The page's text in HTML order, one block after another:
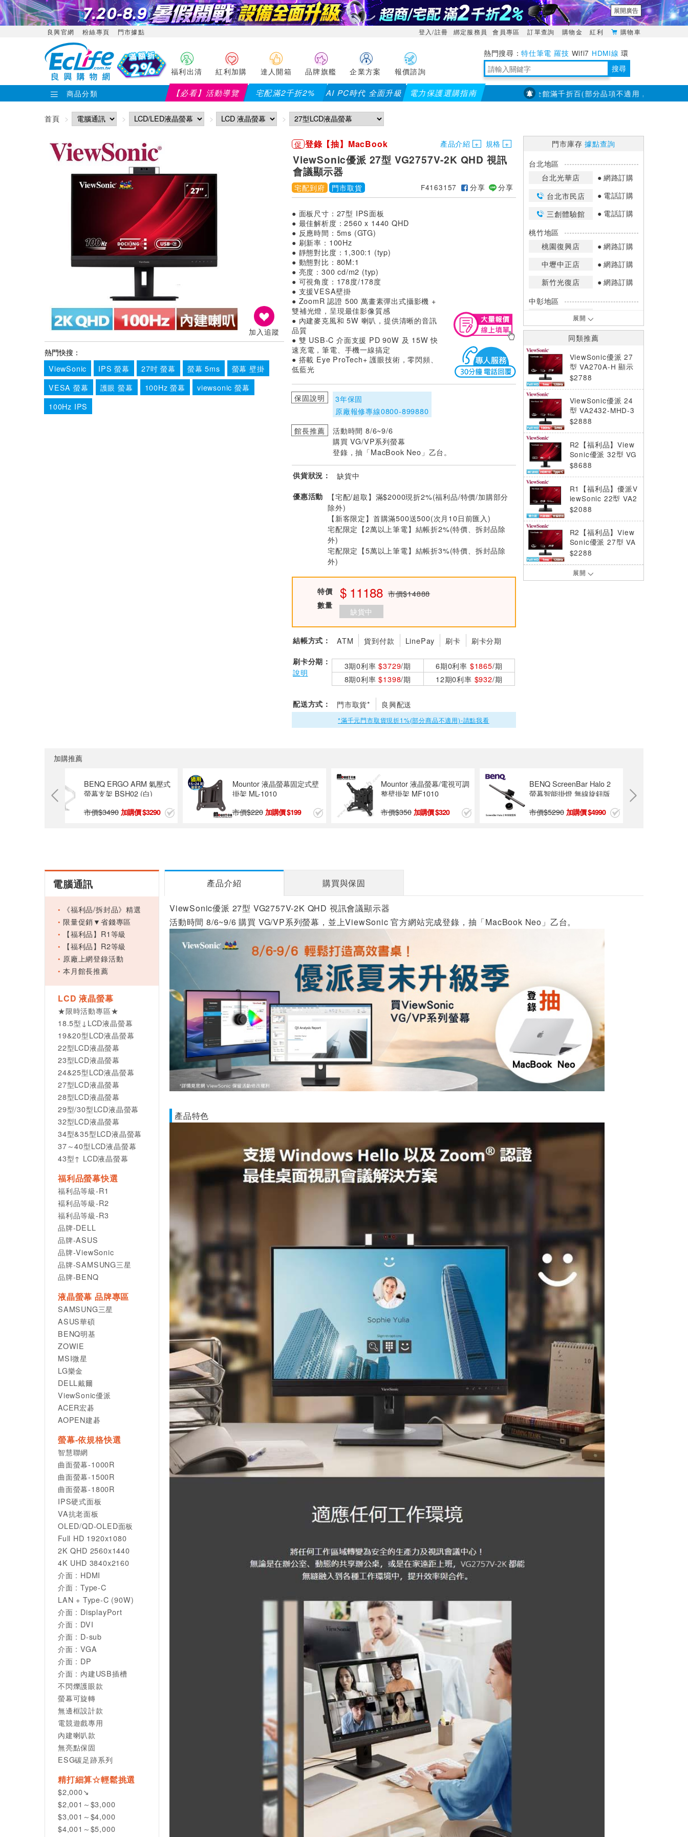
展開廣告
良興官網 粉絲專頁 門市據點 登入/註冊 綁定服務員 會員專區 訂單查詢 購物金 紅利 購物車
福利出清 紅利加購 達人開箱 品牌旗艦 企業方案 報價諮詢
特仕筆電 羅技 Wifi7 HDMI線 環
境量測 明緯POWER 搜尋
商品分類 【必看】活動導覽 宅配滿2千折2% AI PC時代 全面升級 電力保護選購指南【PX大通】全館滿千折百(部分品項不適用，滿2千折200...)
首頁
加入追蹤
熱門快搜：
ViewSonic
IPS 螢幕 27吋 螢幕 螢幕 5ms
螢幕 壁掛
VESA 螢幕
護眼 螢幕 100Hz 螢幕
viewsonic 螢幕
100Hz IPS
促 登錄【抽】MacBook 產品介紹 規格
ViewSonic優派 27型 VG2757V-2K QHD 視訊
會議顯示器
宅配到府 門市取貨 F4163157 分享 分享
● 面板尺寸：27型 IPS面板
● 最佳解析度：2560 x 1440 QHD
● 反應時間：5ms (GTG)
● 刷新率：100Hz
● 靜態對比度：1,300:1 (typ)
● 動態對比：80M:1
● 亮度：300 cd/m2 (typ)
● 可視角度：178度/178度
● 支援VESA壁掛
● ZoomR 認證 500 萬畫素彈出式攝影機 +
雙補光燈，呈現最佳影像質感
● 內建麥克風和 5W 喇叭，提供清晰的音訊
品質
● 雙 USB-C 介面支援 PD 90W 及 15W 快
速充電，筆電、手機一線搞定
● 搭載 Eye ProTech+ 護眼技術，零閃頻、
低藍光
保固說明
3年保固
原廠報修專線0800-899880
館長推薦
活動時間 8/6~9/6
購買 VG/VP系列螢幕
登錄，抽「MacBook Neo」乙台。
供貨狀況： 缺貨中
優惠活動
【宅配/超取】滿$2000現折2%(福利品/特價/加購部分
除外)
【新客限定】首購滿500送500(次月10日前匯入)
宅配限定【2萬以上筆電】結帳折2%(特價、拆封品除
外)
宅配限定【5萬以上筆電】結帳折3%(特價、拆封品除
外)
特價 11188 市價$14888
數量
缺貨中
結帳方式： ATM 貨到付款 LinePay 刷卡 刷卡分期
刷卡分期：
說明
3期0利率$3729/期 6期0利率 $1865/期
8期0利率$1398/期 12期0利率 $932/期
配送方式： 門市取貨* 良興配送
*滿千元門市取貨現折1%(部分商品不適用)-請點我看
門市庫存據點查詢
台北地區
台北光華店
網路訂購
台北市民店
電話訂購
三創體驗館
電話訂購
桃竹地區
桃園復興店
網路訂購
中壢中正店
網路訂購
新竹光復店
網路訂購
中彰地區
台中英才店
嘉南地區
高雄中華店
高雄鳳山店
網路訂購
*庫存數量：網路訂購(0)、少量庫存
(1~2)、現貨充足(3以上)。
*門市庫存以店內實際數量為準，可使
用專人服務或撥打門市電話洽詢。
展開
同類推薦
ViewSonic優派 27
型 VA270A-H 顯示
器
$2788
ViewSonic優派 24
型 VA2432-MHD-3
顯示器
$2888
R2【福利品】View
Sonic優派 32型 VG
3208U-4K 人體工
$8688
R1【福利品】優派V
iewSonic 22型 VA2
214-MH 薄邊框設計
$2088
R2【福利品】View
Sonic優派 27型 VA
270A-H 顯示器
$2288
R2【福利品】View
示器
展開
加購推薦
BENQ ERGO ARM 氣壓式
螢幕支架 BSH02 (白)
市價$3490 3290
Mountor 液晶螢幕固定式壁
掛架 ML-1010
市價$220 199
Mountor 液晶螢幕/電視可調
整壁掛架 MF1010
市價$350 320
BENQ ScreenBar Halo 2
螢幕智能掛燈 無線旋鈕版
市價$5290 4990
電腦通訊
《福利品/拆封品》精選
限量促銷▼省錢專區
【福利品】R1等級
【福利品】R2等級
原廠上網登錄活動
本月館長推薦
LCD 液晶螢幕
★限時活動專區★
18.5型↓LCD液晶螢幕
19&20型LCD液晶螢幕
22型LCD液晶螢幕
23型LCD液晶螢幕
24&25型LCD液晶螢幕
27型LCD液晶螢幕
28型LCD液晶螢幕
29型/30型LCD液晶螢幕
32型LCD液晶螢幕
34型&35型LCD液晶螢幕
37～40型LCD液晶螢幕
43型↑ LCD液晶螢幕
福利品螢幕快選
福利品等級-R1
褔利品等級-R2
福利品等級-R3
品牌-DELL
品牌-ASUS
品牌-ViewSonic
品牌-SAMSUNG三星
品牌-BENQ
液晶螢幕 品牌專區
SAMSUNG三星
ASUS華碩
BENQ明基
ZOWIE
MSI微星
LG樂金
DELL戴爾
ViewSonic優派
ACER宏碁
AOPEN建碁
螢幕-依規格快選
智慧聯網
曲面螢幕-1000R
曲面螢幕-1500R
曲面螢幕-1800R
IPS硬式面板
VA抗老面板
OLED/QD-OLED面板
Full HD 1920x1080
2K QHD 2560x1440
4K UHD 3840x2160
介面 : HDMI
介面 : Type-C
LAN + Type-C (90W)
介面 : DisplayPort
介面 : DVI
介面 : D-sub
介面 : VGA
介面 : DP
介面 : 內建USB插槽
不閃爍護眼款
螢幕可旋轉
無邊框設計款
電競遊戲專用
內建喇叭款
無亮點保固
ESG碳足跡系列
精打細算☆輕鬆挑選
$2,000↘
$2,001～$3,000
$3,001～$4,000
$4,001～$5,000
產品介紹 購買與保固
ViewSonic優派 27型 VG2757V-2K QHD 視訊會議顯示器
活動時間 8/6~9/6 購買 VG/VP系列螢幕，並上ViewSonic 官方網站完成登錄，抽「MacBook Neo」乙台。
產品特色